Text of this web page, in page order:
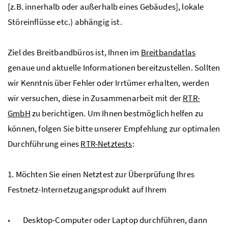
[z.B. innerhalb oder außerhalb eines Gebäudes], lokale
Störeinflüsse etc.) abhängig ist.
Ziel des Breitbandbüros ist, Ihnen im Breitbandatlas
genaue und aktuelle Informationen bereitzustellen. Sollten
wir Kenntnis über Fehler oder Irrtümer erhalten, werden
wir versuchen, diese in Zusammenarbeit mit derRTR-
GmbHzu berichtigen. Um Ihnen bestmöglich helfen zu
können, folgen Sie bitte unserer Empfehlung zur optimalen
Durchführung einesRTR-Netztests:
1. Möchten Sie einen Netztest zur Überprüfung Ihres
Festnetz-Internetzugangsprodukt auf Ihrem
Desktop-Computer oder Laptop durchführen, dann